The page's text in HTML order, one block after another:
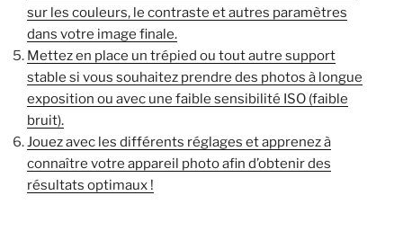
sur les couleurs, le contraste et autres paramètres
dans votre image finale.
Mettez en place un trépied ou tout autre support
stable si vous souhaitez prendre des photos à longue
exposition ou avec une faible sensibilité ISO (faible
bruit).
Jouez avec les différents réglages et apprenez à
connaître votre appareil photo afin d’obtenir des
résultats optimaux !